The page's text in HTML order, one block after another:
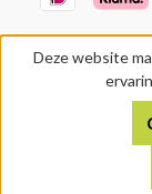
Deze website